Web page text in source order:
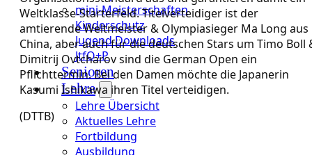
mini-Meisterschaften
Kinderschutz
Jugend Downloads
JtfO+P
Senioren
Lehre
Lehre Übersicht
Aktuelles Lehre
Fortbildung
Ausbildung
Weltklasse-Starterfeld. Titelverteidiger ist der
amtierende Weltmeister & Olympiasieger Ma Long aus
China, aber auch für die deutschen Stars um Timo Boll
Dimitrij Ovtcharov sind die German Open ein
Pflichttermin. Bei den Damen möchte die Japanerin
Kasumi Ishikawa ihren Titel verteidigen.
(DTTB)